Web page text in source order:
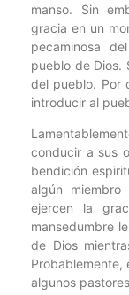
manso. Sin
gracia en un
pecaminosa
pueblo de Dios.
del pueblo. Por
introducir al
conducir a sus
bendición
algún
ejercen la
mansedumbre
de Dios
Probablemente,
algunos